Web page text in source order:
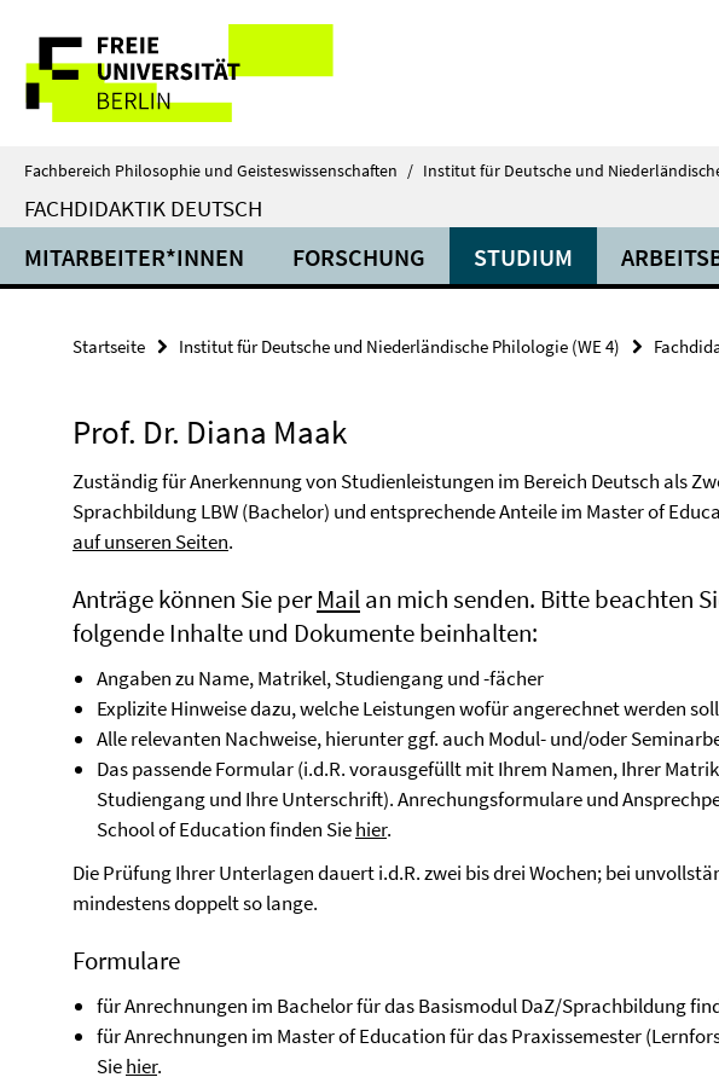
direkt
Inhalt
Service-
Navigation
Fachbereich Philosophie und Geisteswissenschaften / Institut für Deutsche und
FACHDIDAKTIK DEUTSCH
MITARBEITER*INNEN FORSCHUNG STUDIUM
Startseite Institut für Deutsche und Niederländische Philologie (WE 4)
Prof. Dr. Diana Maak
Zuständig für Anerkennung von Studienleistungen im Bereich Deutsch als
Sprachbildung LBW (Bachelor) und entsprechende Anteile im Master of
auf unseren Seiten.
Anträge können Sie perMailan mich senden. Bitte beachten
folgende Inhalte und Dokumente beinhalten:
Angaben zu Name, Matrikel, Studiengang und -fächer
Explizite Hinweise dazu, welche Leistungen wofür angerechnet werden
Alle relevanten Nachweise, hierunter ggf. auch Modul- und/oder
Das passende Formular (i.d.R. vorausgefüllt mit Ihrem Namen, Ihrer
Studiengang und Ihre Unterschrift). Anrechungsformulare und
School of Education finden Siehier.
Die Prüfung Ihrer Unterlagen dauert i.d.R. zwei bis drei Wochen; bei
mindestens doppelt so lange.
Formulare
für Anrechnungen im Bachelor für das Basismodul DaZ/Sprachbildung
für Anrechnungen im Master of Education für das Praxissemester
Siehier.